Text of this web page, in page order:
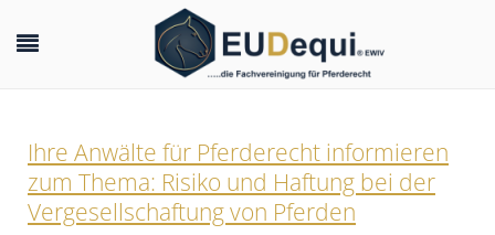
Ihre Anwälte für Pferderecht informieren
zum Thema: Risiko und Haftung bei der
Vergesellschaftung von Pferden